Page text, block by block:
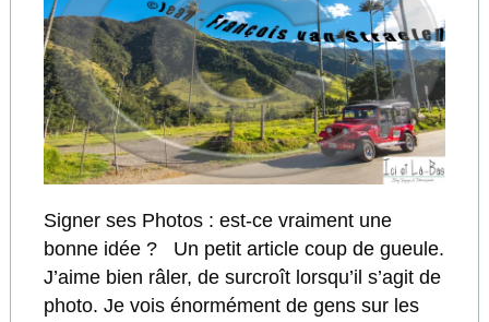
Signer ses Photos : est-ce vraiment une
bonne idée ? Un petit article coup de gueule.
J’aime bien râler, de surcroît lorsqu’il s’agit de
photo. Je vois énormément de gens sur les